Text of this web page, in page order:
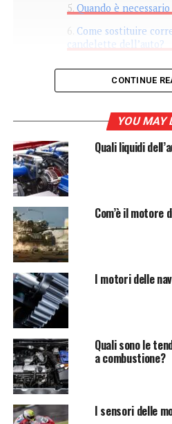
Quando è
Come sostituire
candelette dell’auto?
Guida completa
come funzionano
sostituirle
Le candelette dell’auto
il funzionamento dei
automobilista, potresti aver
potresti non sapere
ruolo svolgono nel rendere il
questo articolo, esploreremo
sulle candelette dell’auto:
funzionamento e alla
Cosa sono le
dell’auto?
CONTINUE
YOU MAY
Quali liquidi
Com’è il
I motori delle
Quali sono le
a combustione?
I sensori delle